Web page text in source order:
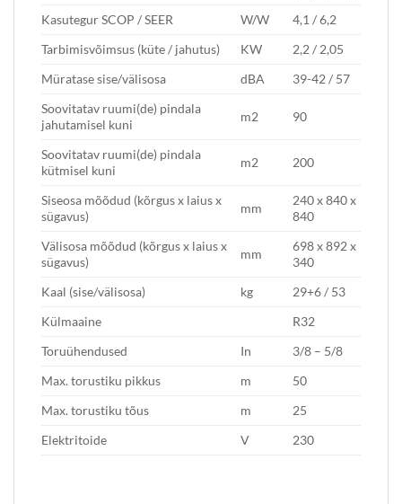
Kasutegur SCOP / SEER
W/W
4,1 / 6,2
Tarbimisvõimsus (küte / jahutus)
KW
2,2 / 2,05
Müratase sise/välisosa
dBA
39-42 / 57
Soovitatav ruumi(de) pindala
jahutamisel kuni
m2 90
Soovitatav ruumi(de) pindala
kütmisel kuni
m2 200
Siseosa mõõdud (kõrgus x laius x
sügavus)
mm
240 x 840 x
840
Välisosa mõõdud (kõrgus x laius x
sügavus)
mm
698 x 892 x
340
Kaal (sise/välisosa)
kg
29+6 / 53
Külmaaine
R32
Toruühendused
In
3/8 – 5/8
Max. torustiku pikkus
m
50
Max. torustiku tõus
m
25
Elektritoide
V 230